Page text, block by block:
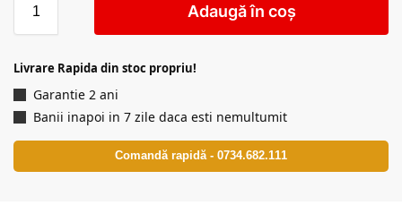
Adaugă în coș
Livrare Rapida din stoc propriu!
Garantie 2 ani
Banii inapoi in 7 zile daca esti nemultumit
Comandă rapidă - 0734.682.111